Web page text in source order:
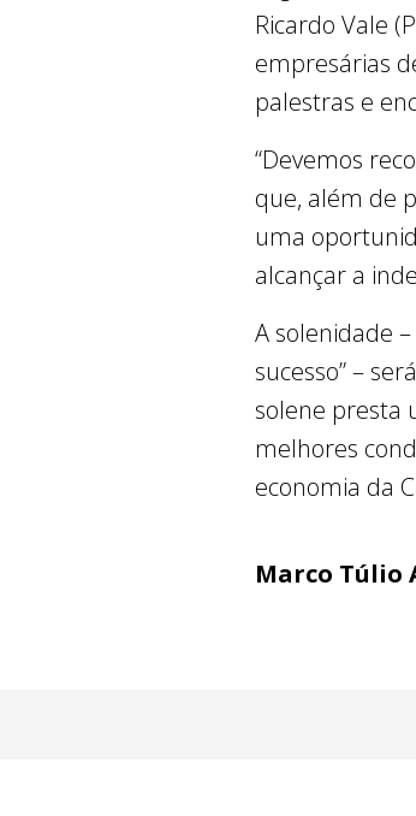
Ricardo Vale
empresárias
palestras e
“Devemos
que, além de
uma
alcançar a
A solenidade
sucesso” –
solene presta
melhores
economia da
Marco Túlio